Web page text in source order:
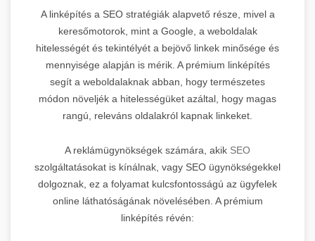
A linképítés a SEO stratégiák alapvető része, mivel a
keresőmotorok, mint a Google, a weboldalak
hitelességét és tekintélyét a bejövő linkek minősége és
mennyisége alapján is mérik. A prémium linképítés
segít a weboldalaknak abban, hogy természetes
módon növeljék a hitelességüket azáltal, hogy magas
rangú, releváns oldalakról kapnak linkeket.
A reklámügynökségek számára, akik SEO
szolgáltatásokat is kínálnak, vagy SEO ügynökségekkel
dolgoznak, ez a folyamat kulcsfontosságú az ügyfelek
online láthatóságának növelésében. A prémium
linképítés révén: